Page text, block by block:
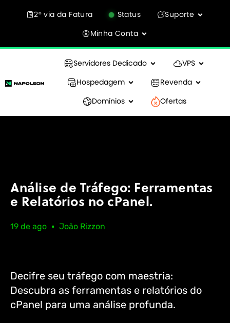
2° via da Fatura Status
Suporte
Minha Conta
Servidores Dedicado
VPS
Hospedagem
Revenda
Domínios
Ofertas
Análise de Tráfego: Ferramentas
e Relatórios no cPanel.
19 de ago João Rizzon
Decifre seu tráfego com maestria:
Descubra as ferramentas e relatórios do
cPanel para uma análise profunda.